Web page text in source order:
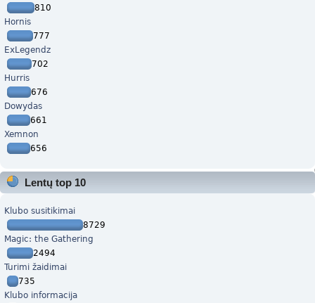
810
Hornis
777
ExLegendz
702
Hurris
676
Dowydas
661
Xemnon
656
Lentų top 10
Klubo susitikimai
8729
Magic: the Gathering
2494
Turimi žaidimai
735
Klubo informacija